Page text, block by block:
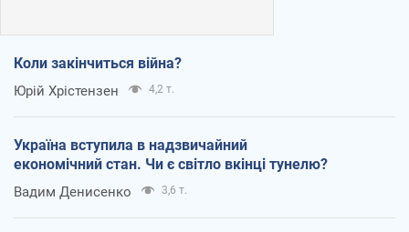
Коли закінчиться війна?
Юрій Хрістензен 4,2 т.
Україна вступила в надзвичайний
економічний стан. Чи є світло вкінці тунелю?
Вадим Денисенко 3,6 т.